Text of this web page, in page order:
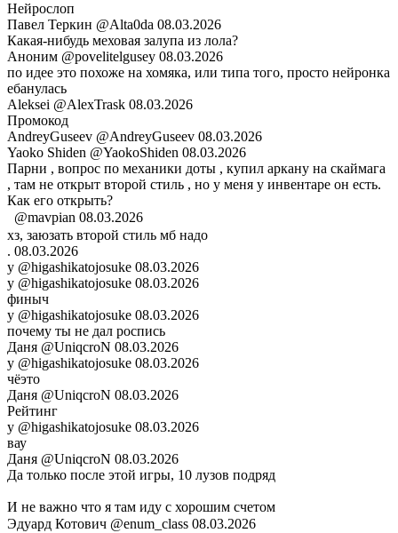
Нейрослоп
Павел Теркин @Alta0da 08.03.2026
Какая-нибудь меховая залупа из лола?
Аноним @povelitelgusey 08.03.2026
по идее это похоже на хомяка, или типа того, просто нейронка
ебанулась
Aleksei @AlexTrask 08.03.2026
Промокод
AndreyGuseev @AndreyGuseev 08.03.2026
Yaoko Shiden @YaokoShiden 08.03.2026
Парни , вопрос по механики доты , купил аркану на скаймага
, там не открыт второй стиль , но у меня у инвентаре он есть.
Как его открыть?
@mavpian 08.03.2026
хз, заюзать второй стиль мб надо
. 08.03.2026
y @higashikatojosuke 08.03.2026
y @higashikatojosuke 08.03.2026
финыч
y @higashikatojosuke 08.03.2026
почему ты не дал роспись
Даня @UniqcroN 08.03.2026
y @higashikatojosuke 08.03.2026
чёэто
Даня @UniqcroN 08.03.2026
Рейтинг
y @higashikatojosuke 08.03.2026
вау
Даня @UniqcroN 08.03.2026
Да только после этой игры, 10 лузов подряд
И не важно что я там иду с хорошим счетом
ㅤЭдуард ㅤКотович @enum_class 08.03.2026